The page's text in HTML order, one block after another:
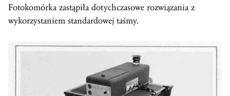
Fotokomórka zastąpiła dotychczasowe rozwiązania z
wykorzystaniem standardowej taśmy.